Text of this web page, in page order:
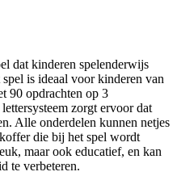
dat kinderen spelenderwijs
is ideaal voor kinderen van
90 opdrachten op 3
zorgt ervoor dat
Alle onderdelen kunnen netjes
die bij het spel wordt
maar ook educatief, en kan
te verbeteren.